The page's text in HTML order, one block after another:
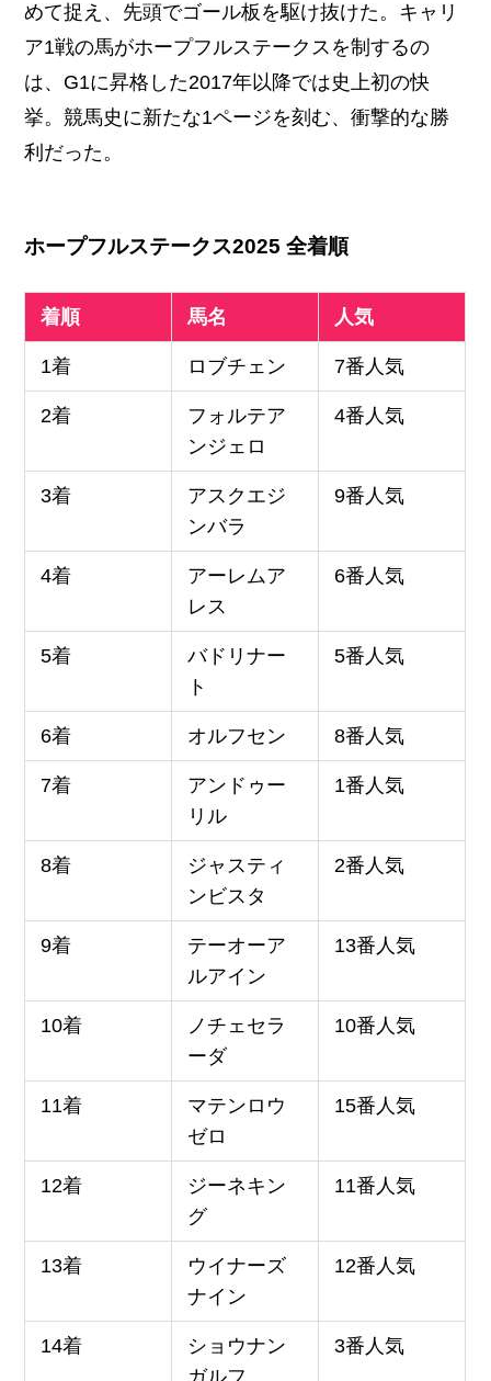
めて捉え、先頭でゴール板を駆け抜けた。キャリ
ア1戦の馬がホープフルステークスを制するの
は、G1に昇格した2017年以降では史上初の快
挙。競馬史に新たな1ページを刻む、衝撃的な勝
利だった。
ホープフルステークス2025 全着順
着順 馬名 人気
1着 ロブチェン 7番人気
2着
フォルテア
ンジェロ
4番人気
3着
アスクエジ
ンバラ
9番人気
4着
アーレムア
レス
6番人気
5着
バドリナー
ト
5番人気
6着 オルフセン 8番人気
7着
アンドゥー
リル
1番人気
8着
ジャスティ
ンビスタ
2番人気
9着
テーオーア
ルアイン
13番人気
10着
ノチェセラ
ーダ
10番人気
11着
マテンロウ
ゼロ
15番人気
12着
ジーネキン
グ
11番人気
13着
ウイナーズ
ナイン
12番人気
14着
ショウナン
ガルフ
3番人気